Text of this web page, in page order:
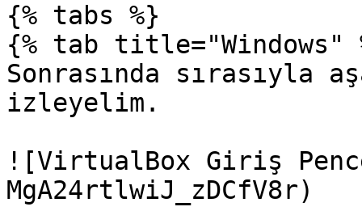
{% tabs %}
{% tab title="Windows"
Sonrasında sırasıyla
izleyelim.
![VirtualBox Giriş
MgA24rtlwiJ_zDCfV8r)